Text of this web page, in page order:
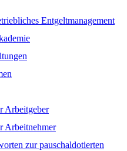
Entgeltmanagement
Arbeitgeber
Arbeitnehmer
zur pauschaldotierten